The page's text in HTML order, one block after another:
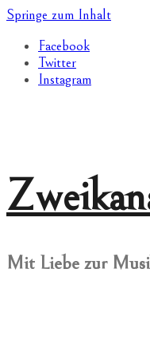
Springe zum Inhalt
Facebook
Twitter
Instagram
Mit Liebe zur